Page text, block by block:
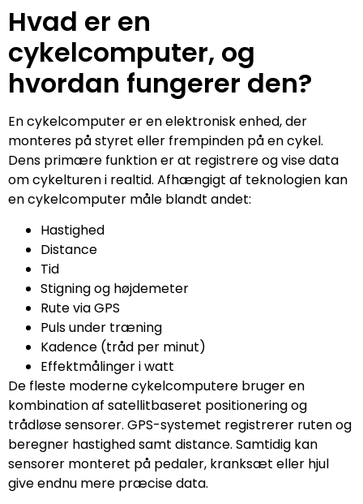
Hvad er en
cykelcomputer, og
hvordan fungerer den?
En cykelcomputer er en elektronisk enhed, der
monteres på styret eller frempinden på en cykel.
Dens primære funktion er at registrere og vise data
om cykelturen i realtid. Afhængigt af teknologien kan
en cykelcomputer måle blandt andet:
Hastighed
Distance
Tid
Stigning og højdemeter
Rute via GPS
Puls under træning
Kadence (tråd per minut)
Effektmålinger i watt
De fleste moderne cykelcomputere bruger en
kombination af satellitbaseret positionering og
trådløse sensorer. GPS-systemet registrerer ruten og
beregner hastighed samt distance. Samtidig kan
sensorer monteret på pedaler, kranksæt eller hjul
give endnu mere præcise data.